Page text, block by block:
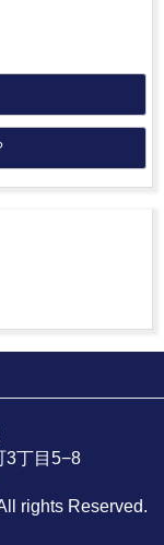
3丁目5−8
rights Reserved.